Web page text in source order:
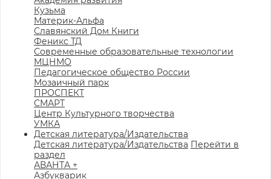
Кузьма
Материк-Альфа
Славянский Дом Книги
Феникс ТД
Современные образовательные технологии
МЦНМО
Педагогическое общество России
Мозаичный парк
ПРОСПЕКТ
СМАРТ
Центр Культурного творчества
УМКА
Детская литература/Издательства
Детская литература/Издательства Перейти в
раздел
АВАНТА +
Азбукварик